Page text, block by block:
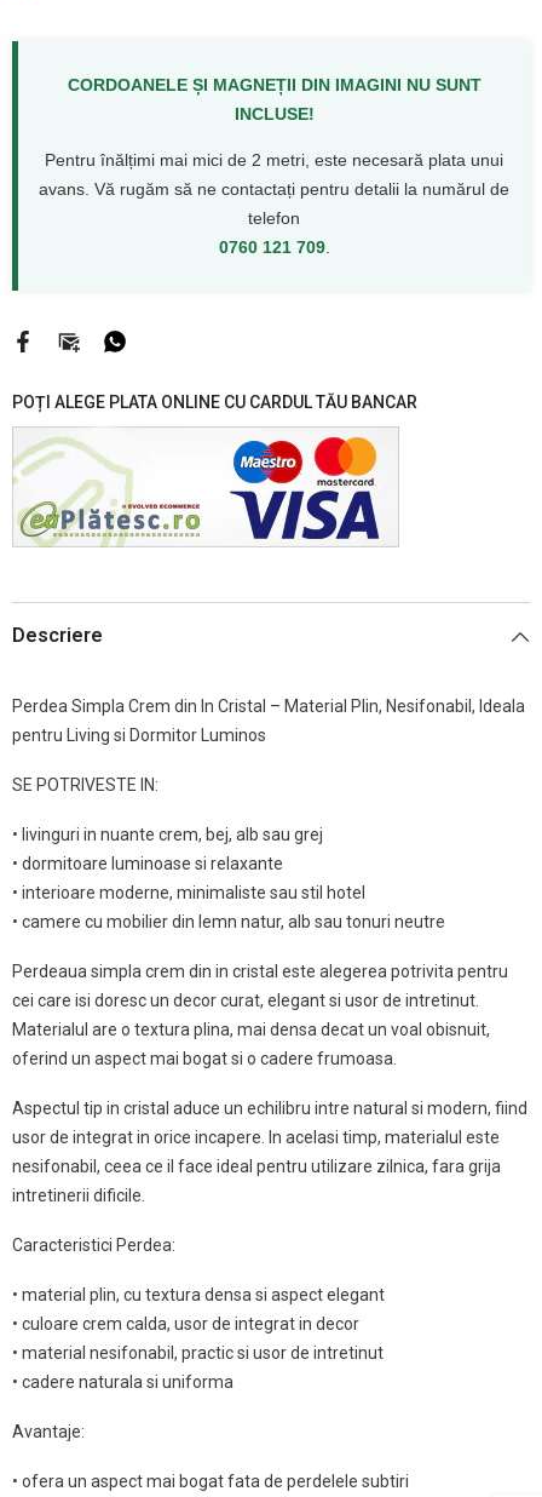
CORDOANELE ȘI MAGNEȚII DIN IMAGINI NU SUNT
INCLUSE!
Pentru înălțimi mai mici de 2 metri, este necesară plata unui
avans. Vă rugăm să ne contactați pentru detalii la numărul de
telefon
0760 121 709.
POȚI ALEGE PLATA ONLINE CU CARDUL TĂU BANCAR
Descriere
Perdea Simpla Crem din In Cristal – Material Plin, Nesifonabil, Ideala
pentru Living si Dormitor Luminos
SE POTRIVESTE IN:
• livinguri in nuante crem, bej, alb sau grej
• dormitoare luminoase si relaxante
• interioare moderne, minimaliste sau stil hotel
• camere cu mobilier din lemn natur, alb sau tonuri neutre
Perdeaua simpla crem din in cristal este alegerea potrivita pentru
cei care isi doresc un decor curat, elegant si usor de intretinut.
Materialul are o textura plina, mai densa decat un voal obisnuit,
oferind un aspect mai bogat si o cadere frumoasa.
Aspectul tip in cristal aduce un echilibru intre natural si modern, fiind
usor de integrat in orice incapere. In acelasi timp, materialul este
nesifonabil, ceea ce il face ideal pentru utilizare zilnica, fara grija
intretinerii dificile.
Caracteristici Perdea:
• material plin, cu textura densa si aspect elegant
• culoare crem calda, usor de integrat in decor
• material nesifonabil, practic si usor de intretinut
• cadere naturala si uniforma
Avantaje:
• ofera un aspect mai bogat fata de perdelele subtiri